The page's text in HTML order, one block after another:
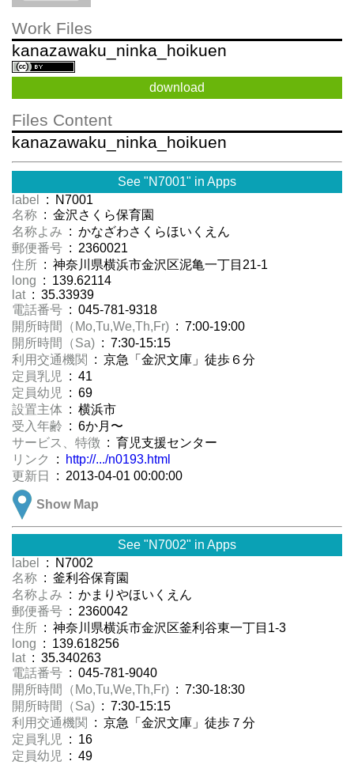
Work Files
kanazawaku_ninka_hoikuen
download
Files Content
kanazawaku_ninka_hoikuen
See "N7001" in Apps
label
: N7001
名称 : 金沢さくら保育園
名称よみ : かなざわさくらほいくえん
郵便番号 : 2360021
住所 : 神奈川県横浜市金沢区泥亀一丁目21-1
long : 139.62114
lat : 35.33939
電話番号 : 045-781-9318
開所時間（Mo,Tu,We,Th,Fr) : 7:00-19:00
開所時間（Sa) : 7:30-15:15
利用交通機関
: 京急「金沢文庫」徒歩６分
定員乳児
: 41
定員幼児
: 69
設置主体 : 横浜市
受入年齢 : 6か月〜
サービス、特徴 : 育児支援センター
リンク
:
http://.../n0193.html
更新日
: 2013-04-01 00:00:00
Show Map
See "N7002" in Apps
label
: N7002
名称 : 釜利谷保育園
名称よみ : かまりやほいくえん
郵便番号 : 2360042
住所 : 神奈川県横浜市金沢区釜利谷東一丁目1-3
long : 139.618256
lat : 35.340263
電話番号 : 045-781-9040
開所時間（Mo,Tu,We,Th,Fr) : 7:30-18:30
開所時間（Sa) : 7:30-15:15
利用交通機関
: 京急「金沢文庫」徒歩７分
定員乳児
: 16
定員幼児
: 49